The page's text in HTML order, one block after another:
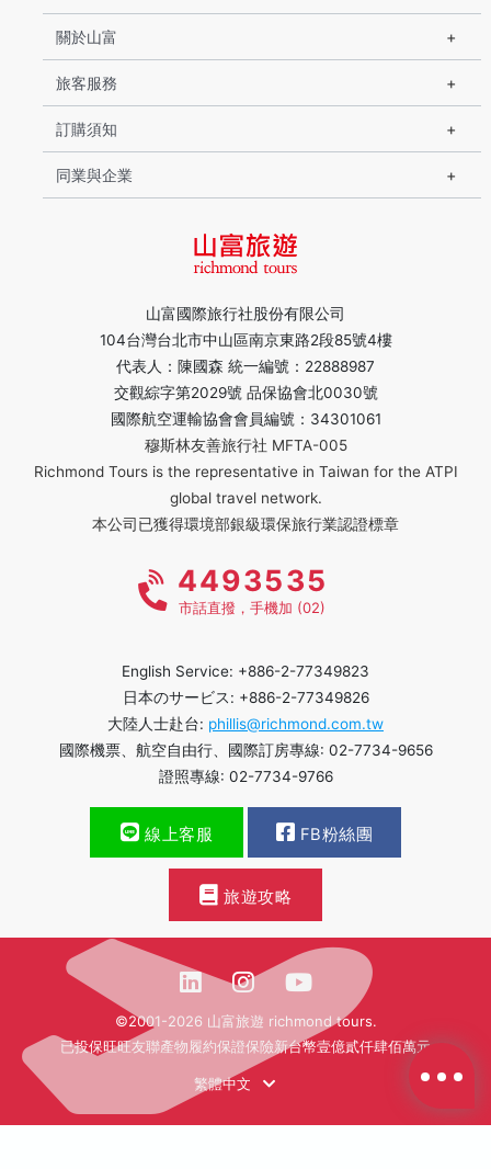
山富國際旅行社股份有限公司
104台灣台北市中山區南京東路2段85號4樓
代表人：陳國森 統一編號：22888987
交觀綜字第2029號 品保協會北0030號
國際航空運輸協會會員編號：34301061
穆斯林友善旅行社 MFTA-005
Richmond Tours is the representative in Taiwan for the ATPI
global travel network.
本公司已獲得環境部銀級環保旅行業認證標章
關於山富
旅客服務
訂購須知
同業與企業
4493535
市話直撥，手機加 (02)
English Service: +886-2-77349823
日本のサービス: +886-2-77349826
大陸人士赴台: phillis@richmond.com.tw
國際機票、航空自由行、國際訂房專線: 02-7734-9656
證照專線: 02-7734-9766
線上客服 FB粉絲團
旅遊攻略
©2001-2026 山富旅遊 richmond tours.
已投保旺旺友聯產物履約保證保險新台幣壹億貳仟肆佰萬元
繁體中文